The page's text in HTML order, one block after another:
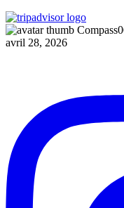
avril 28, 2026